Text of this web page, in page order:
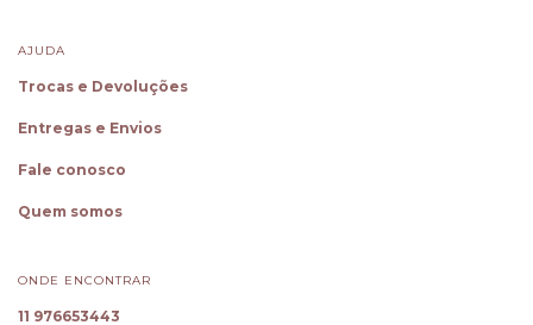
AJUDA
Trocas e Devoluções
Entregas e Envios
Fale conosco
Quem somos
ONDE ENCONTRAR
11 976653443